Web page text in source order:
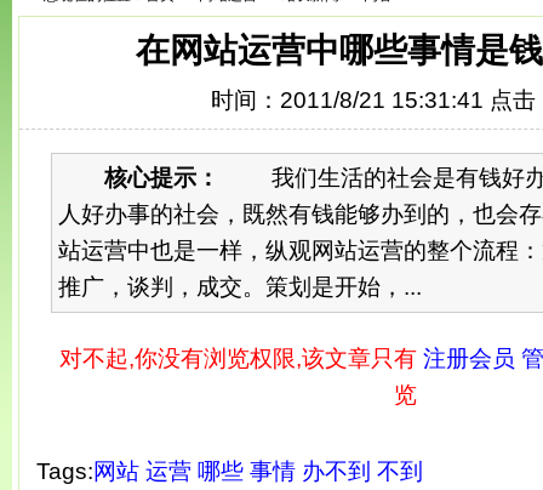
在网站运营中哪些事情是
时间：2011/8/21 15:31:41 点击
核心提示：
我们生活的社会是有钱好办
人好办事的社会，既然有钱能够办到的，也会
站运营中也是一样，纵观网站运营的整个流程
推广，谈判，成交。策划是开始，...
对不起,你没有浏览权限,该文章只有 注册会员
览
Tags:网站 运营 哪些 事情 办不到 不到